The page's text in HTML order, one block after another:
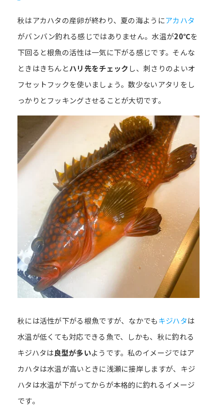
秋はアカハタの産卵が終わり、夏の海ようにアカハタ
がバンバン釣れる感じではありません。水温が20℃を
下回ると根魚の活性は一気に下がる感じです。そんな
ときはきちんとハリ先をチェックし、刺さりのよいオ
フセットフックを使いましょう。数少ないアタリをし
っかりとフッキングさせることが大切です。
秋には活性が下がる根魚ですが、なかでもキジハタは
水温が低くても対応できる魚で、しかも、秋に釣れる
キジハタは良型が多いようです。私のイメージではア
カハタは水温が高いときに浅瀬に接岸しますが、キジ
ハタは水温が下がってからが本格的に釣れるイメージ
です。